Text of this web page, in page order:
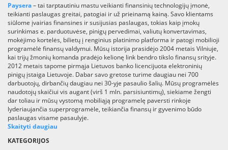
Paysera– tai tarptautiniu mastu veikianti finansinių technologijų įmonė,
teikianti paslaugas greitai, patogiai ir už prieinamą kainą. Savo klientams
siūlome įvairias finansines ir susijusias paslaugas, tokias kaip įmokų
surinkimas e. parduotuvėse, pinigų pervedimai, valiutų konvertavimas,
mokėjimo kortelės, bilietų į renginius platinimo platforma ir patogi mobilioji
programėlė finansų valdymui. Mūsų istorija prasidėjo 2004 metais Vilniuje,
kai trijų žmonių komanda pradėjo kelionę link bendro tikslo finansų srityje.
2012 metais tapome pirmąja Lietuvos banko licencijuota elektroninių
pinigų įstaiga Lietuvoje. Dabar savo gretose turime daugiau nei 700
darbuotojų, dirbančių daugiau nei 30-yje pasaulio šalių. Mūsų programėlės
naudotojų skaičiui vis augant (virš 1 mln. parsisiuntimų), siekiame žengti
dar toliau ir mūsų vystomą mobiliąją programelę paversti rinkoje
lyderiaujančia superprogramėle, teikiančia finansų ir gyvenimo būdo
paslaugas visame pasaulyje.
Skaityti daugiau
KATEGORIJOS